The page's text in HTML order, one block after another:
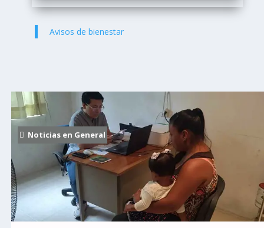
Avisos de bienestar
Noticias en General